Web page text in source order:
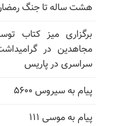
هشت ساله تا جنگ
برگزاری میز کتاب
مجاهدین در
سراسری در پاریس
پیام به سیروس ۵۶۰۰
پیام به موسی ۱۱۱